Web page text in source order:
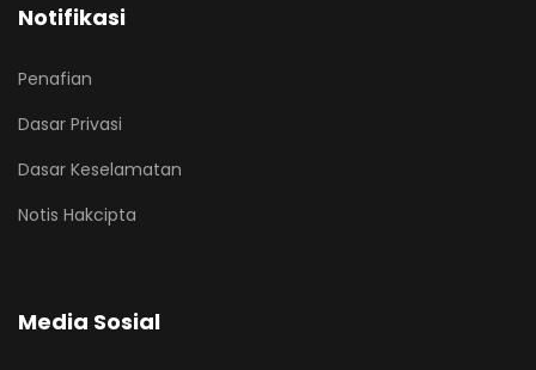
Notifikasi
Penafian
Dasar Privasi
Dasar Keselamatan
Notis Hakcipta
Media Sosial